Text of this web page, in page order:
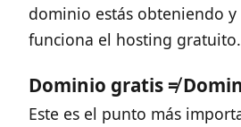
dominio estás obteniendo
funciona el hosting gratuito.
Dominio gratis ≠
Este es el punto más